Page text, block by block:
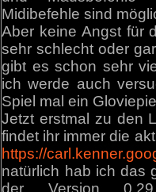
Midibefehle sind
Aber keine Angst für
sehr schlecht oder
gibt es schon sehr
ich werde auch
Spiel mal ein
Jetzt erstmal zu den
findet ihr immer die
https://
natürlich hab ich das
der Version